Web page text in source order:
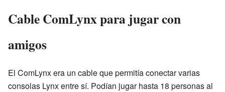
Cable ComLynx para jugar con
amigos
El ComLynx era un cable que permitía conectar varias
consolas Lynx entre sí. Podían jugar hasta 18 personas al